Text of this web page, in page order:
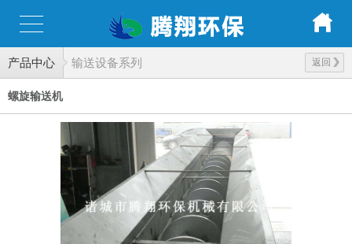
产品中心 返回
输送设备系列
螺旋输送机